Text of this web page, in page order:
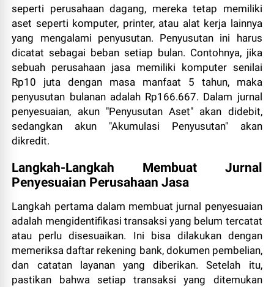
seperti perusahaan dagang, mereka tetap memiliki
aset seperti komputer, printer, atau alat kerja lainnya
yang mengalami penyusutan. Penyusutan ini harus
dicatat sebagai beban setiap bulan. Contohnya, jika
sebuah perusahaan jasa memiliki komputer senilai
Rp10 juta dengan masa manfaat 5 tahun, maka
penyusutan bulanan adalah Rp166.667. Dalam jurnal
penyesuaian, akun "Penyusutan Aset" akan didebit,
sedangkan akun "Akumulasi Penyusutan" akan
dikredit.
Langkah-Langkah Membuat Jurnal
Penyesuaian Perusahaan Jasa
Langkah pertama dalam membuat jurnal penyesuaian
adalah mengidentifikasi transaksi yang belum tercatat
atau perlu disesuaikan. Ini bisa dilakukan dengan
memeriksa daftar rekening bank, dokumen pembelian,
dan catatan layanan yang diberikan. Setelah itu,
pastikan bahwa setiap transaksi yang ditemukan